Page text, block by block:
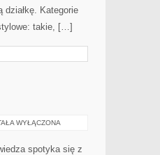
Kategorie
takie, […]
WYŁĄCZONA
spotyka się z